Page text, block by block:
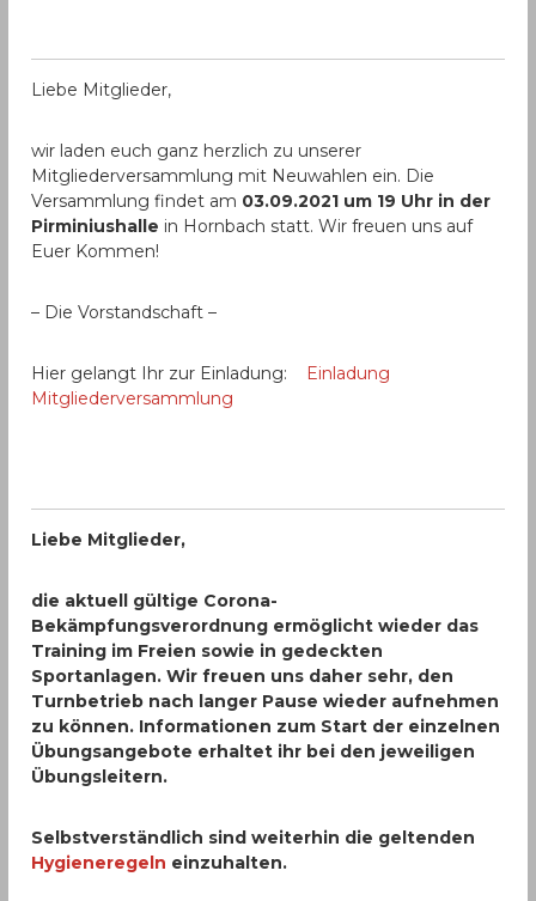
Liebe Mitglieder,
wir laden euch ganz herzlich zu unserer
Mitgliederversammlung mit Neuwahlen ein. Die
Versammlung findet am 03.09.2021 um 19 Uhr in der
Pirminiushalle in Hornbach statt. Wir freuen uns auf
Euer Kommen!
– Die Vorstandschaft –
Hier gelangt Ihr zur Einladung:
Einladung
Mitgliederversammlung
Liebe Mitglieder,
die aktuell gültige Corona-
Bekämpfungsverordnung ermöglicht wieder das
Training im Freien sowie in gedeckten
Sportanlagen. Wir freuen uns daher sehr, den
Turnbetrieb nach langer Pause wieder aufnehmen
zu können. Informationen zum Start der einzelnen
Übungsangebote erhaltet ihr bei den jeweiligen
Übungsleitern.
Selbstverständlich sind weiterhin die geltenden
Hygieneregeln einzuhalten.